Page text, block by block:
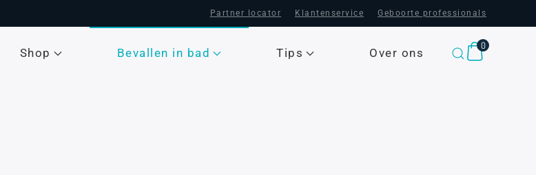
Partner locator Klantenservice Geboorte professionals
Shop Bevallen in bad Tips Over ons
0